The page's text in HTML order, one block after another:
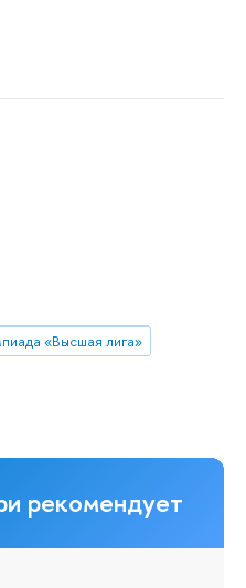
«Высшая лига»
рекомендует